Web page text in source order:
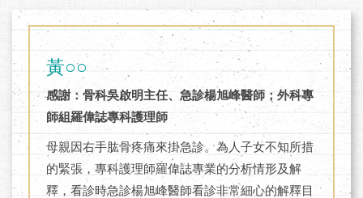
黃○○
感謝：骨科吳啟明主任、急診楊旭峰醫師；外科專
師組羅偉誌專科護理師
母親因右手肱骨疼痛來掛急診。為人子女不知所措
的緊張，專科護理師羅偉誌專業的分析情形及解
釋，看診時急診楊旭峰醫師看診非常細心的解釋目